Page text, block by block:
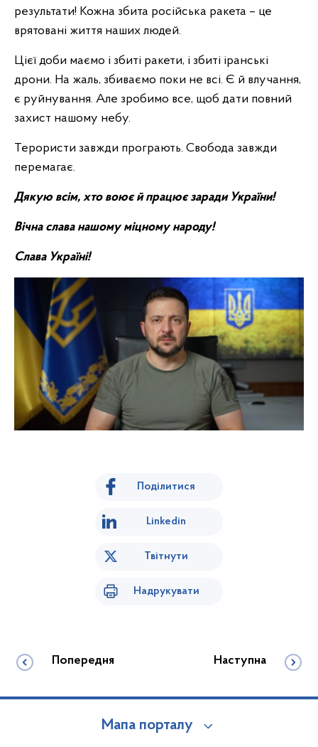
результати! Кожна збита російська ракета – це
врятовані життя наших людей.
Цієї доби маємо і збиті ракети, і збиті іранські
дрони. На жаль, збиваємо поки не всі. Є й влучання,
є руйнування. Але зробимо все, щоб дати повний
захист нашому небу.
Терористи завжди програють. Свобода завжди
перемагає.
Дякую всім, хто воює й працює заради України!
Вічна слава нашому міцному народу!
Слава Україні!
Поділитися
Linkedin
Твітнути
Надрукувати
Попередня Наступна
Мапа порталу